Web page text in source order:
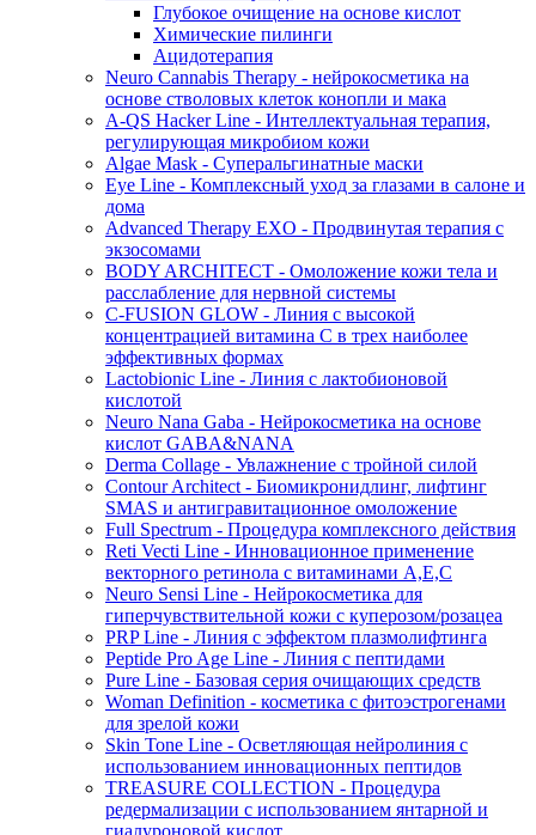
Глубокое очищение на основе кислот
Химические пилинги
Ацидотерапия
Neuro Cannabis Therapy - нейрокосметика на
основе стволовых клеток конопли и мака
A-QS Hacker Line - Интеллектуальная терапия,
регулирующая микробиом кожи
Algae Mask - Суперальгинатные маски
Eye Line - Комплексный уход за глазами в салоне и
дома
Advanced Therapy EXO - Продвинутая терапия с
экзосомами
BODY ARCHITECT - Омоложение кожи тела и
расслабление для нервной системы
C-FUSION GLOW - Линия с высокой
концентрацией витамина C в трех наиболее
эффективных формах
Lactobionic Line - Линия с лактобионовой
кислотой
Neuro Nana Gaba - Нейрокосметика на основе
кислот GABA&NANA
Derma Collage - Увлажнение с тройной силой
Contour Architect - Биомикронидлинг, лифтинг
SMAS и антигравитационное омоложение
Full Spectrum - Процедура комплексного действия
Reti Vecti Line - Инновационное применение
векторного ретинола с витаминами A,Е,С
Neuro Sensi Line - Нейрокосметика для
гиперчувствительной кожи с куперозом/розацеа
PRP Line - Линия с эффектом плазмолифтинга
Peptide Pro Age Line - Линия с пептидами
Pure Line - Базовая серия очищающих средств
Woman Definition - косметика с фитоэстрогенами
для зрелой кожи
Skin Tone Line - Осветляющая нейролиния с
использованием инновационных пептидов
TREASURE COLLECTION - Процедура
редермализации с использованием янтарной и
гиалуроновой кислот